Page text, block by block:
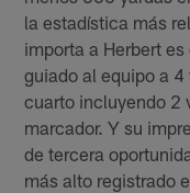
la estadística más
importa a Herbert
guiado al equipo a
cuarto incluyendo 2
marcador. Y su
de tercera
más alto registrado